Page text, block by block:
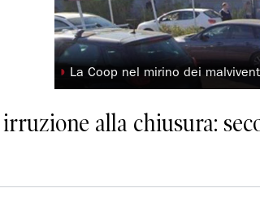
◗ La Coop nel mirino dei
alla chiusura: